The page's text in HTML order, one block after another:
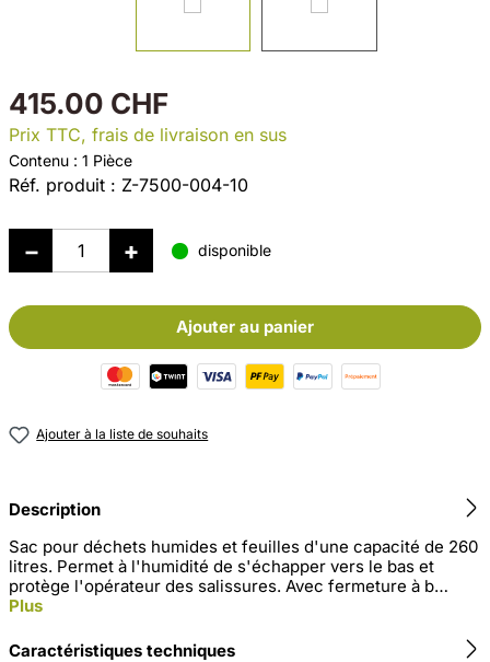
415.00 CHF
Prix TTC, frais de livraison en sus
Contenu : 1 Pièce
Réf. produit : Z-7500-004-10
disponible
Ajouter au panier
Ajouter à la liste de souhaits
Description
Sac pour déchets humides et feuilles d'une capacité de 260
litres. Permet à l'humidité de s'échapper vers le bas et
protège l'opérateur des salissures. Avec fermeture à b…
Plus
Caractéristiques techniques